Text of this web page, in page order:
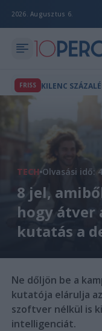
2026. Augusztus 6.
FRISS
TECH Olvasási idő:
8 jel,
hogy átver
kutatás a
Ne dőljön be a
kutatója elárulja
szoftver nélkül is
intelligenciát.